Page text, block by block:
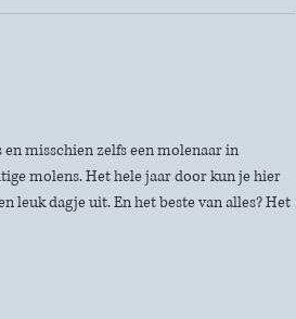
misschien zelfs een molenaar in
molens. Het hele jaar door kun je hier
leuk dagje uit. En het beste van alles? Het